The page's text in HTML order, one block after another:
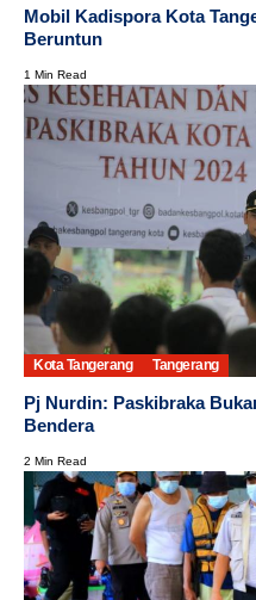
Mobil Kadispora Kota
Beruntun
1 Min Read
Kota Tangerang Tangerang
Pj Nurdin: Paskibraka
Bendera
2 Min Read